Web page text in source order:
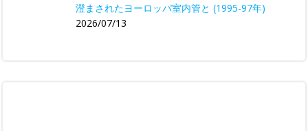
澄まされたヨーロッパ室内管と (1995-97年)
2026/07/13